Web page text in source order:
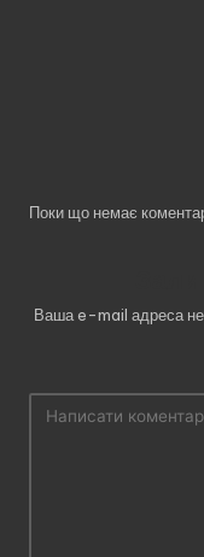
Поки що немає
Ваша e-mail адреса